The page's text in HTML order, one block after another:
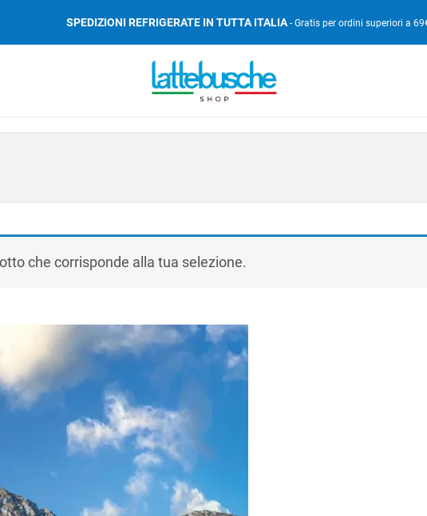
SPEDIZIONI REFRIGERATE IN TUTTA ITALIA- Gratis per ordini superiori a
che corrisponde alla tua selezione.